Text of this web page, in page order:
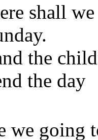
shall
the
the day
we going